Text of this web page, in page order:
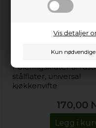
Vis detaljer
Poleringskluter til
stålflater, universal
kjøkkenvifte
170,00
Legg i